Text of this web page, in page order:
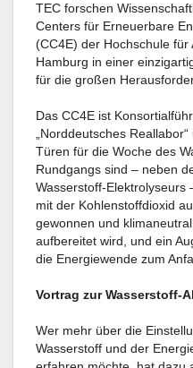
TEC forschen
Centers für Erneuerbare
(CC4E) der Hochschule
Hamburg in einer
für die großen
Das CC4E ist
„Norddeutsches
Türen für die Woche des
Rundgangs sind – neben
Wasserstoff-Elektrolyseurs
mit der Kohlenstoffdioxid
gewonnen und
aufbereitet wird, und ein
die Energiewende zum
Vortrag zur Wasserstoff-
Wer mehr über die
Wasserstoff und der